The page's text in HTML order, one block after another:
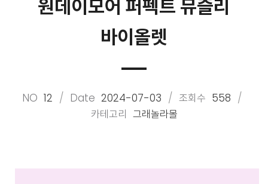
원데이모어 퍼펙트 뮤즐리
바이올렛
NO 12 Date 2024-07-03 조회수 558
카테고리 그래놀라몰